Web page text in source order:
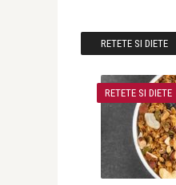
RETETE SI DIETE
RETETE SI DIETE